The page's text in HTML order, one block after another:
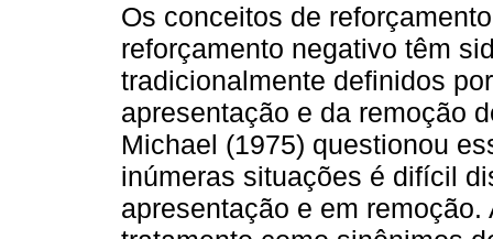
Os conceitos de
reforçamento negativo têm
tradicionalmente definidos
apresentação e da remoção
Michael (1975) questionou
inúmeras situações é difícil
apresentação e em